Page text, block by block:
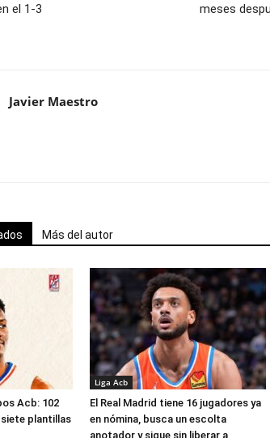
el 1-3
meses
Javier Maestro
Más del autor
Acb: 102
plantillas
Liga Acb
El Real Madrid tiene 16 jugadores ya
en nómina, busca un escolta
anotador y sigue sin liberar a